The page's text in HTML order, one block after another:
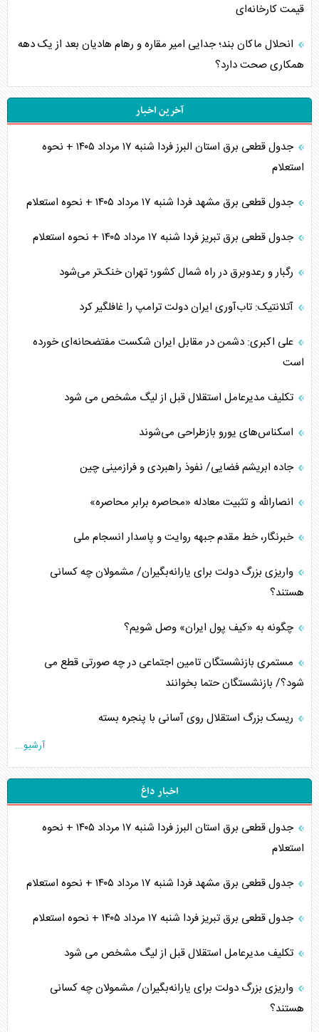
قیمت کارخانه‌ای
انحلال ماکان بند؛ جدایی امیر مقاره و رهام هادیان بعد از یک دهه
همکاری صحت دارد؟
آخرین اخبار
جدول قطعی برق استان البرز فردا شنبه ۱۷ مرداد ۱۴۰۵ + نحوه
استعلام
جدول قطعی برق مشهد فردا شنبه ۱۷ مرداد ۱۴۰۵ + نحوه استعلام
جدول قطعی برق تبریز فردا شنبه ۱۷ مرداد ۱۴۰۵ + نحوه استعلام
رگبار و رعدوبرق در راه شمال کشور؛ تهران خنک‌تر می‌شود
آتلانتیک: تاب‌آوری ایران دولت ترامپ را غافلگیر کرد
علی اکبری: دشمن در مقابل ایران شکست مفتضحانه‌ای خورده
است
تکلیف مدیرعامل استقلال قبل از لیگ مشخص می شود
اسکناس‌های یورو بازطراحی می‌شوند
جاده ابریشم فضایی/ نفوذ راهبردی و فرازمینی چین
انصارالله و تثبیت معادله «محاصره برابر محاصره»
خبرنگار، خط مقدم جبهه روایت و پاسدار انسجام ملی
واریزی بزرگ دولت برای یارانه‌بگیران/ مشمولان چه کسانی
هستند؟
چگونه به «کیف پول ایران» وصل شویم؟
مستمری بازنشستگان تامین اجتماعی در چه صورتی قطع می
شود؟/ بازنشستگان حتما بخوانند
ریسک بزرگ استقلال روی آسانی با پنجره بسته
آرشیو...
اخبار داغ
جدول قطعی برق استان البرز فردا شنبه ۱۷ مرداد ۱۴۰۵ + نحوه
استعلام
جدول قطعی برق مشهد فردا شنبه ۱۷ مرداد ۱۴۰۵ + نحوه استعلام
جدول قطعی برق تبریز فردا شنبه ۱۷ مرداد ۱۴۰۵ + نحوه استعلام
تکلیف مدیرعامل استقلال قبل از لیگ مشخص می شود
واریزی بزرگ دولت برای یارانه‌بگیران/ مشمولان چه کسانی
هستند؟